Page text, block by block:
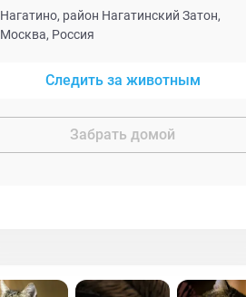
Нагатино, район Нагатинский Затон,
Москва, Россия
Следить за животным
Забрать домой